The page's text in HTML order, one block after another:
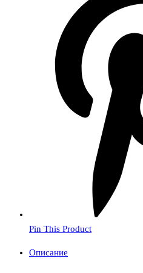
Pin This Product
Описание